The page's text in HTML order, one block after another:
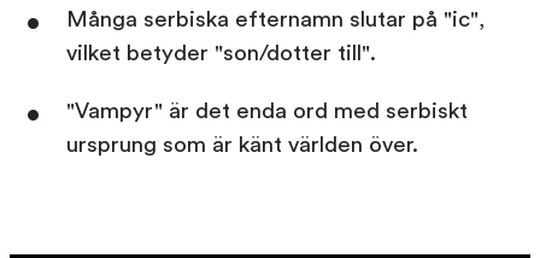
Många serbiska efternamn slutar på "ic",
vilket betyder "son/dotter till".
"Vampyr" är det enda ord med serbiskt
ursprung som är känt världen över.